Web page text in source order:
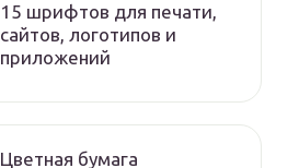
15 шрифтов для печати,
сайтов, логотипов и
приложений
Цветная бумага